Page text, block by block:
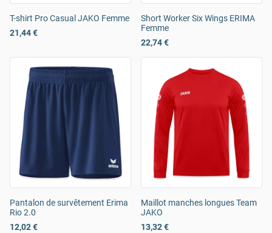
T-shirt Pro Casual JAKO Femme
21,44 €
Short Worker Six Wings ERIMA
Femme
22,74 €
Pantalon de survêtement Erima
Rio 2.0
12,02 €
Maillot manches longues Team
JAKO
13,32 €